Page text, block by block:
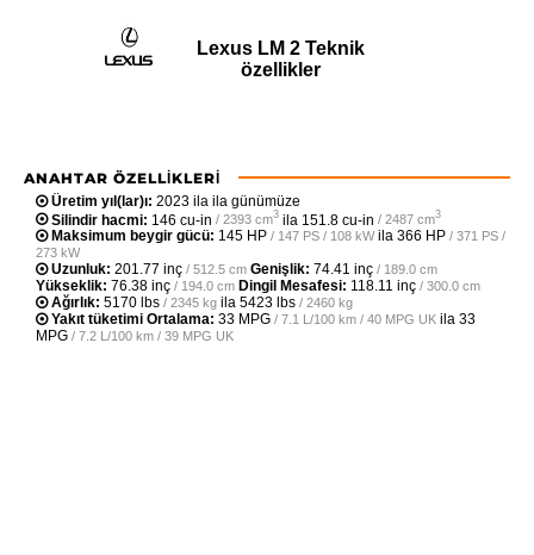
Lexus LM 2 Teknik
özellikler
ANAHTAR ÖZELLIKLERI
Üretim yıl(lar)ı: 2023 ila ila günümüze
Silindir hacmi: 146 cu-in / 2393 cm3 ila 151.8 cu-in / 2487 cm3
Maksimum beygir gücü: 145 HP / 147 PS / 108 kWila 366 HP / 371 PS /
273 kW
Uzunluk: 201.77 inç / 512.5 cm Genişlik: 74.41 inç / 189.0 cm
Yükseklik: 76.38 inç / 194.0 cm Dingil Mesafesi: 118.11 inç / 300.0 cm
Ağırlık: 5170 lbs / 2345 kg ila 5423 lbs / 2460 kg
Yakıt tüketimi Ortalama: 33 MPG / 7.1 L/100 km / 40 MPG UK ila 33
MPG / 7.2 L/100 km / 39 MPG UK